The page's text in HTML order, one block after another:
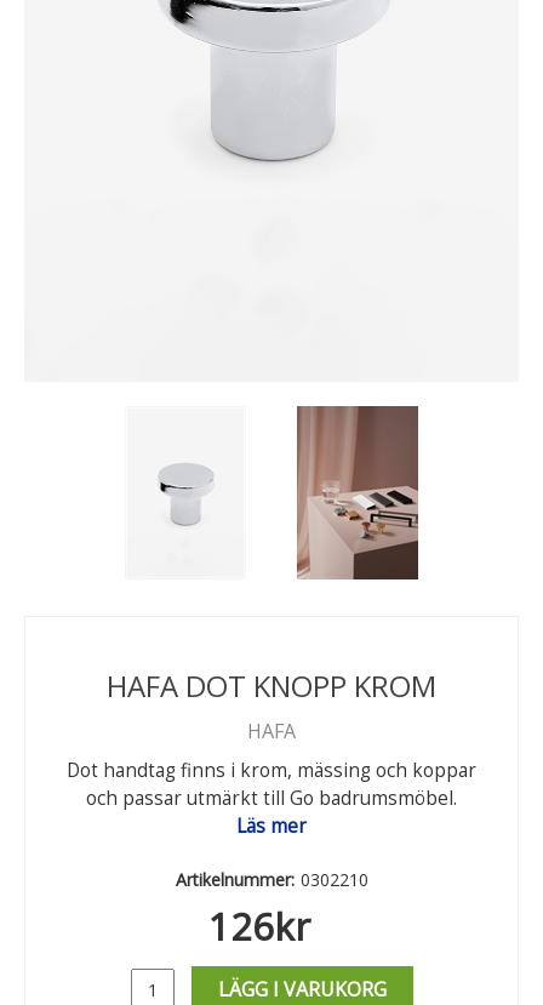
HAFA DOT KNOPP KROM
HAFA
Dot handtag finns i krom, mässing och koppar
och passar utmärkt till Go badrumsmöbel.
Läs mer
Artikelnummer: 0302210
126kr
LÄGG I VARUKORG